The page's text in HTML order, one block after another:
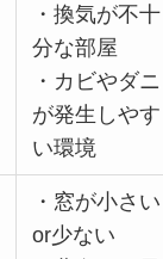
・換気が不十
分な部屋
・カビやダニ
が発生しやす
い環境
・窓が小さい
or少ない